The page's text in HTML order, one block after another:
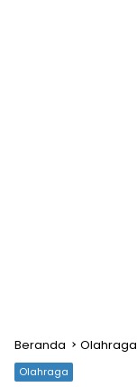
Beranda Olahraga
Olahraga